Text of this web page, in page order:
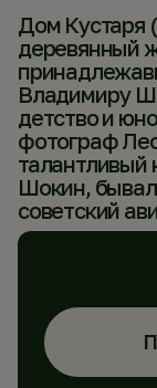
Дом Кустаря
деревянный
Владимиру
детство и
фотограф
Шокин, бывал
советский